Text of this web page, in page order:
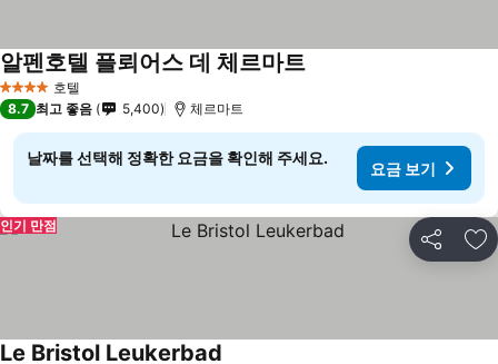
4 성급 호텔
알펜호텔 플뢰어스 데 체르마트요금 보기
8.7 최고 좋음 5,400 체르마트
날짜를 선택해 정확한 요금을 확인해 주세요.
요금 보기
공유 즐
인기 만점
Le Bristol Leukerbad